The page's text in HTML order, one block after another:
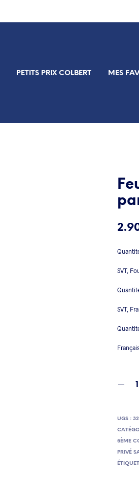
PETITS PRIX COLBERT MES
SVT,
SVT,
UGS :
5ÈME
PRIVÉ